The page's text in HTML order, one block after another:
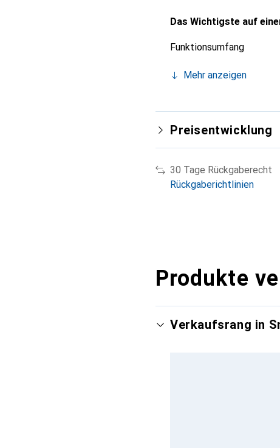
Das Wichtigste auf
Funktionsumfang
Mehr anzeigen
Preisentwicklung
30 Tage Rückgaberecht
Rückgaberichtlinien
Produkte
Verkaufsrang in